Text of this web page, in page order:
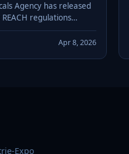
Agency has released
regulations
what suppliers and
immediately.Apr 8, 2026
Expo